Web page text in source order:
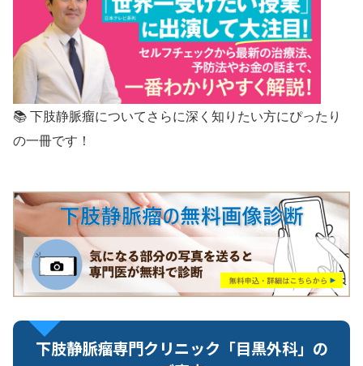
📚 下肢静脈瘤についてさらに深く知りたい方にぴったり
の一冊です！
下肢静脈瘤専門クリニック「目黒外科」の